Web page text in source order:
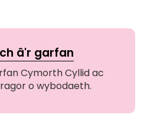
â'r garfan
Cymorth Cyllid ac
o wybodaeth.